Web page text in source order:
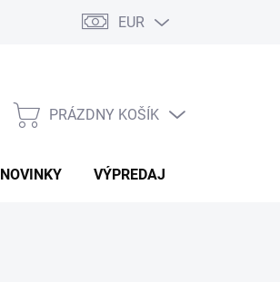
EUR
NÁKUPNÝ
PRÁZDNY KOŠÍK
NOVINKY VÝPREDAJ